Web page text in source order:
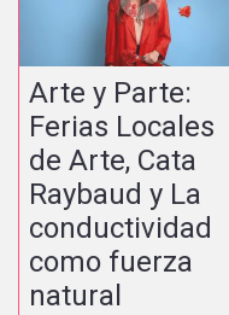
Arte y Parte:
Ferias Locales
de Arte, Cata
Raybaud y La
conductividad
como fuerza
natural